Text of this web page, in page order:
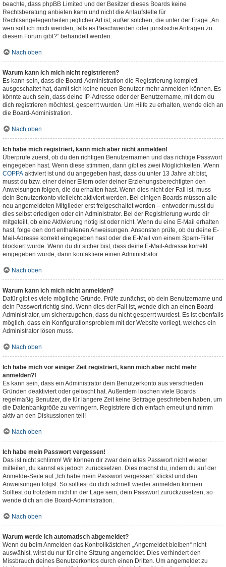
beachte, dass phpBB Limited und der Besitzer dieses Boards keine
Rechtsberatung anbieten kann und nicht die Anlaufstelle für
Rechtsangelegenheiten jeglicher Art ist; außer solchen, die unter der Frage „An
wen soll ich mich wenden, falls es Beschwerden oder juristische Anfragen zu
diesem Forum gibt?“ behandelt werden.
Nach oben
Warum kann ich mich nicht registrieren?
Es kann sein, dass die Board-Administration die Registrierung komplett
ausgeschaltet hat, damit sich keine neuen Benutzer mehr anmelden können. Es
könnte auch sein, dass deine IP-Adresse oder der Benutzername, mit dem du
dich registrieren möchtest, gesperrt wurden. Um Hilfe zu erhalten, wende dich an
die Board-Administration.
Nach oben
Ich habe mich registriert, kann mich aber nicht anmelden!
Überprüfe zuerst, ob du den richtigen Benutzernamen und das richtige Passwort
eingegeben hast. Wenn diese stimmen, dann gibt es zwei Möglichkeiten. Wenn
COPPA aktiviert ist und du angegeben hast, dass du unter 13 Jahre alt bist,
musst du bzw. einer deiner Eltern oder deiner Erziehungsberechtigten den
Anweisungen folgen, die du erhalten hast. Wenn dies nicht der Fall ist, muss
dein Benutzerkonto vielleicht aktiviert werden. Bei einigen Boards müssen alle
neu angemeldeten Mitglieder erst freigeschaltet werden – entweder musst du
dies selbst erledigen oder ein Administrator. Bei der Registrierung wurde dir
mitgeteilt, ob eine Aktivierung nötig ist oder nicht. Wenn du eine E-Mail erhalten
hast, folge den dort enthaltenen Anweisungen. Ansonsten prüfe, ob du deine E-
Mail-Adresse korrekt eingegeben hast oder die E-Mail von einem Spam-Filter
blockiert wurde. Wenn du dir sicher bist, dass deine E-Mail-Adresse korrekt
eingegeben wurde, dann kontaktiere einen Administrator.
Nach oben
Warum kann ich mich nicht anmelden?
Dafür gibt es viele mögliche Gründe. Prüfe zunächst, ob dein Benutzername und
dein Passwort richtig sind. Wenn dies der Fall ist, wende dich an einen Board-
Administrator, um sicherzugehen, dass du nicht gesperrt wurdest. Es ist ebenfalls
möglich, dass ein Konfigurationsproblem mit der Website vorliegt, welches ein
Administrator lösen muss.
Nach oben
Ich habe mich vor einiger Zeit registriert, kann mich aber nicht mehr
anmelden?!
Es kann sein, dass ein Administrator dein Benutzerkonto aus verschieden
Gründen deaktiviert oder gelöscht hat. Außerdem löschen viele Boards
regelmäßig Benutzer, die für längere Zeit keine Beiträge geschrieben haben, um
die Datenbankgröße zu verringern. Registriere dich einfach erneut und nimm
aktiv an den Diskussionen teil!
Nach oben
Ich habe mein Passwort vergessen!
Das ist nicht schlimm! Wir können dir zwar dein altes Passwort nicht wieder
mitteilen, du kannst es jedoch zurücksetzen. Dies machst du, indem du auf der
Anmelde-Seite auf „Ich habe mein Passwort vergessen“ klickst und den
Anweisungen folgst. So solltest du dich schnell wieder anmelden können.
Solltest du trotzdem nicht in der Lage sein, dein Passwort zurückzusetzen, so
wende dich an die Board-Administration.
Nach oben
Warum werde ich automatisch abgemeldet?
Wenn du beim Anmelden das Kontrollkästchen „Angemeldet bleiben“ nicht
auswählst, wirst du nur für eine Sitzung angemeldet. Dies verhindert den
Missbrauch deines Benutzerkontos durch einen Dritten. Um angemeldet zu